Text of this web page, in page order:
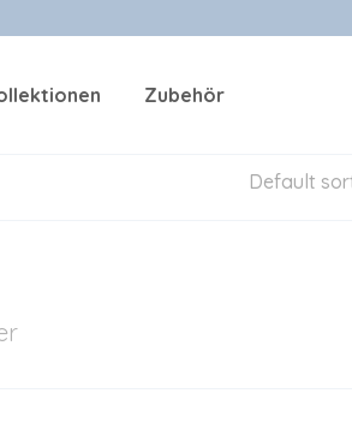
Zubehör